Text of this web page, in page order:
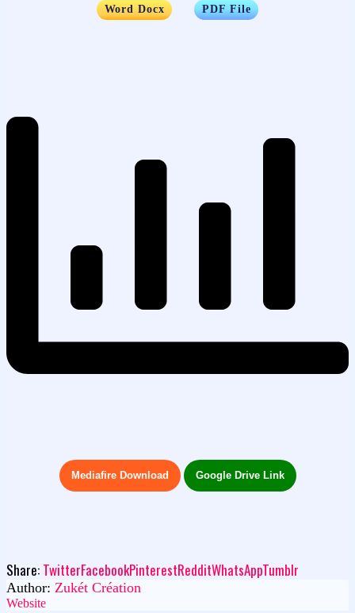
Word Docx ….. PDF File
Mediafire Download Google Drive Link
Share: TwitterFacebookPinterestRedditWhatsAppTumblr
Author: Zukét Création
Website